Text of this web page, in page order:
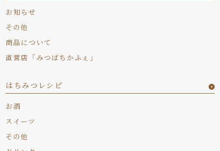
お知らせ
その他
商品について
直営店「みつばちかふぇ」
はちみつレシピ
お酒
スイーツ
その他